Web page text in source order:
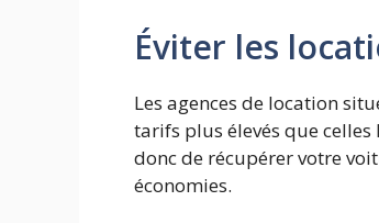
Éviter les
Les agences de location
tarifs plus élevés que celles
donc de récupérer votre
économies.